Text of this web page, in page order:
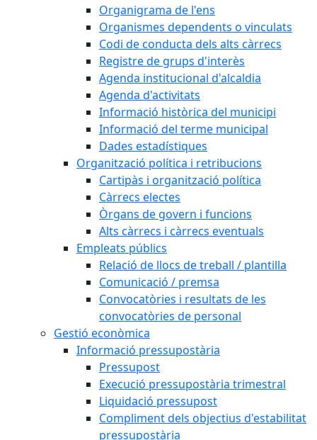
Organigrama de l'ens
Organismes dependents o vinculats
Codi de conducta dels alts càrrecs
Registre de grups d'interès
Agenda institucional d'alcaldia
Agenda d'activitats
Informació històrica del municipi
Informació del terme municipal
Dades estadístiques
Organització política i retribucions
Cartipàs i organització política
Càrrecs electes
Òrgans de govern i funcions
Alts càrrecs i càrrecs eventuals
Empleats públics
Relació de llocs de treball / plantilla
Comunicació / premsa
Convocatòries i resultats de les
convocatòries de personal
Gestió econòmica
Informació pressupostària
Pressupost
Execució pressupostària trimestral
Liquidació pressupost
Compliment dels objectius d'estabilitat
pressupostària